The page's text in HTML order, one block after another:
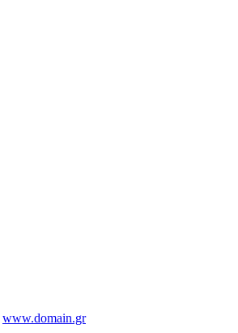
www.domain.gr